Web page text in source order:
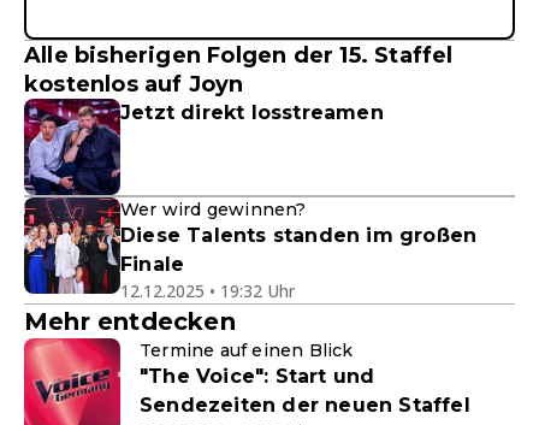
Alle bisherigen Folgen der 15. Staffel
kostenlos auf Joyn
Jetzt direkt losstreamen
Wer wird gewinnen?
Diese Talents standen im großen
Finale
12.12.2025 • 19:32 Uhr
Mehr entdecken
Termine auf einen Blick
"The Voice": Start und
Sendezeiten der neuen Staffel